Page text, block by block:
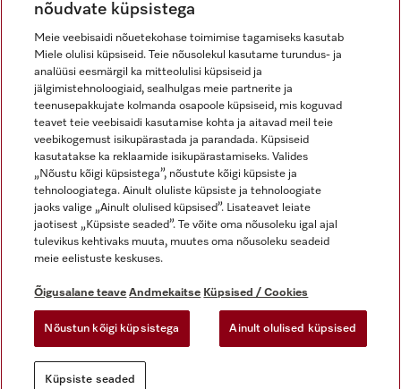
Õigusalane teave
Üldtingimused
Andmekaitse
Kasutustingimused
Digiteenuste seadus
Küpsiste seaded
Miele Instagramis
Miele Facebookis
Miele Youtube'is
nõudvate küpsistega
Meie veebisaidi nõuetekohase toimimise tagamiseks kasutab
Miele olulisi küpsiseid. Teie nõusolekul kasutame turundus- ja
analüüsi eesmärgil ka mitteolulisi küpsiseid ja
jälgimistehnoloogiaid, sealhulgas meie partnerite ja
teenusepakkujate kolmanda osapoole küpsiseid, mis koguvad
teavet teie veebisaidi kasutamise kohta ja aitavad meil teie
veebikogemust isikupärastada ja parandada. Küpsiseid
kasutatakse ka reklaamide isikupärastamiseks. Valides
„Nõustu kõigi küpsistega”, nõustute kõigi küpsiste ja
tehnoloogiatega. Ainult oluliste küpsiste ja tehnoloogiate
jaoks valige „Ainult olulised küpsised”. Lisateavet leiate
jaotisest „Küpsiste seaded”. Te võite oma nõusoleku igal ajal
tulevikus kehtivaks muuta, muutes oma nõusoleku seadeid
meie eelistuste keskuses.
Õigusalane teave Andmekaitse Küpsised / Cookies
Nõustun kõigi küpsistega Ainult olulised küpsised
Küpsiste seaded